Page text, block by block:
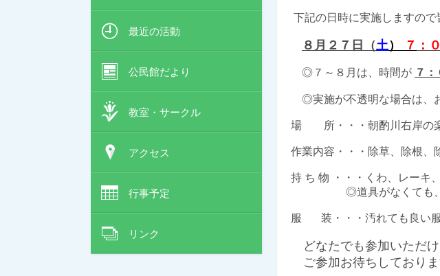
最近の活動
公民館だより
教室・サークル
アクセス
行事予定
リンク
下記の日時に実施しますので
８ 月２７日（土） ７ ：
◎７～８月は、時間が ７
◎実施が不透明な場合は、
場 所・・・朝酌川右岸の楽
作業内容・・・除草、除根、
持 ち 物 ・・・くわ、
レーキ
◎道具がなくても、実行
服 装・・・汚れても良い
どなたでも参加いただけ
ご参加お待ちしておりま